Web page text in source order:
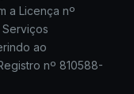
a Licença nº
ao
nº 810588-